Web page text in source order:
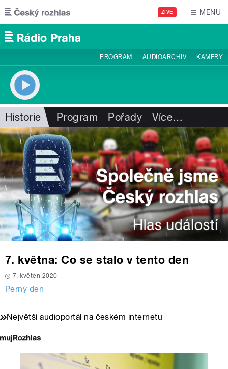
Přejít k hlavnímu obsahu
ŽIVĚ MENU
PROGRAM AUDIOARCHIV KAMERY
Historie Program Pořady Více…
7. května: Co se stalo v tento den
7. květen 2020
Perný den
Největší audioportál na českém internetu